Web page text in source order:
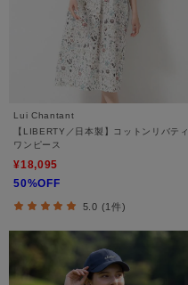
Lui Chantant
【LIBERTY／日本製】コットンリバティ
ワンピース
¥18,095
50%OFF
5.0 (1件)